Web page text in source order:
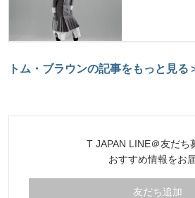
トム・ブラウンの記事をもっと見る
T JAPAN LINE＠友だち
おすすめ情報をお
友だち追加